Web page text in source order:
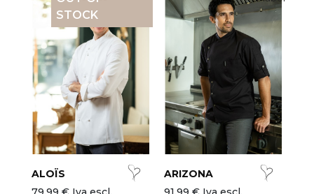
ALOÏS
STOCK
ARIZONA